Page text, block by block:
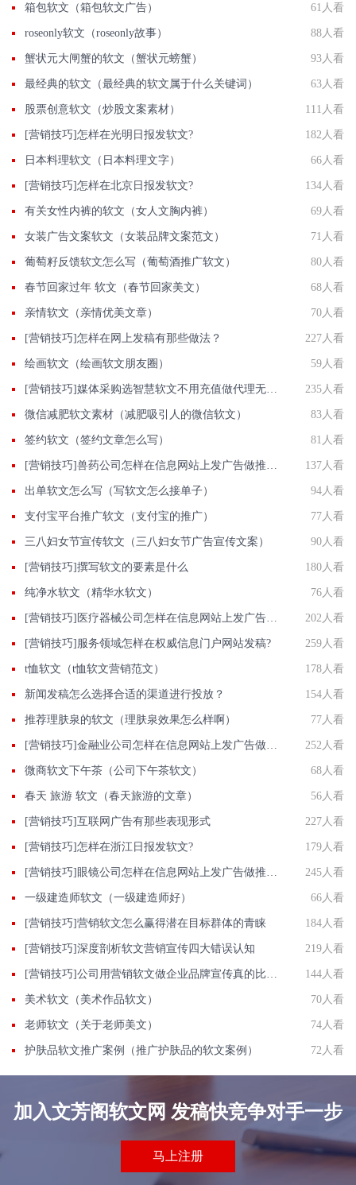
箱包软文（箱包软文广告） 61人看
roseonly软文（roseonly故事） 88人看
蟹状元大闸蟹的软文（蟹状元螃蟹） 93人看
最经典的软文（最经典的软文属于什么关键词） 63人看
股票创意软文（炒股文案素材） 111人看
[营销技巧]怎样在光明日报发软文? 182人看
日本料理软文（日本料理文字） 66人看
[营销技巧]怎样在北京日报发软文? 134人看
有关女性内裤的软文（女人文胸内裤） 69人看
女装广告文案软文（女装品牌文案范文） 71人看
葡萄籽反馈软文怎么写（葡萄酒推广软文） 80人看
春节回家过年 软文（春节回家美文） 68人看
亲情软文（亲情优美文章） 70人看
[营销技巧]怎样在网上发稿有那些做法？ 227人看
绘画软文（绘画软文朋友圈） 59人看
235人看
微信减肥软文素材（减肥吸引人的微信软文） 83人看
签约软文（签约文章怎么写） 81人看
137人看
出单软文怎么写（写软文怎么接单子） 94人看
支付宝平台推广软文（支付宝的推广） 77人看
三八妇女节宣传软文（三八妇女节广告宣传文案） 90人看
[营销技巧]撰写软文的要素是什么 180人看
纯净水软文（精华水软文） 76人看
202人看
[营销技巧]服务领域怎样在权威信息门户网站发稿? 259人看
t恤软文（t恤软文营销范文） 178人看
新闻发稿怎么选择合适的渠道进行投放？ 154人看
推荐理肤泉的软文（理肤泉效果怎么样啊） 77人看
252人看
微商软文下午茶（公司下午茶软文） 68人看
春天 旅游 软文（春天旅游的文章） 56人看
[营销技巧]互联网广告有那些表现形式 227人看
[营销技巧]怎样在浙江日报发软文? 179人看
245人看
一级建造师软文（一级建造师好） 66人看
[营销技巧]营销软文怎么赢得潜在目标群体的青睐 184人看
[营销技巧]深度剖析软文营销宣传四大错误认知 219人看
144人看
美术软文（美术作品软文） 70人看
老师软文（关于老师美文） 74人看
护肤品软文推广案例（推广护肤品的软文案例） 72人看
加入文芳阁软文网 发稿快竞争对手一步
马上注册